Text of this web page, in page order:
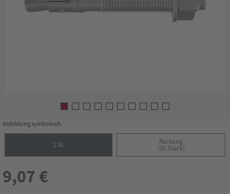
Abbildung symbolisch.
1 St. Packung
(10 Stück)
9,07 €